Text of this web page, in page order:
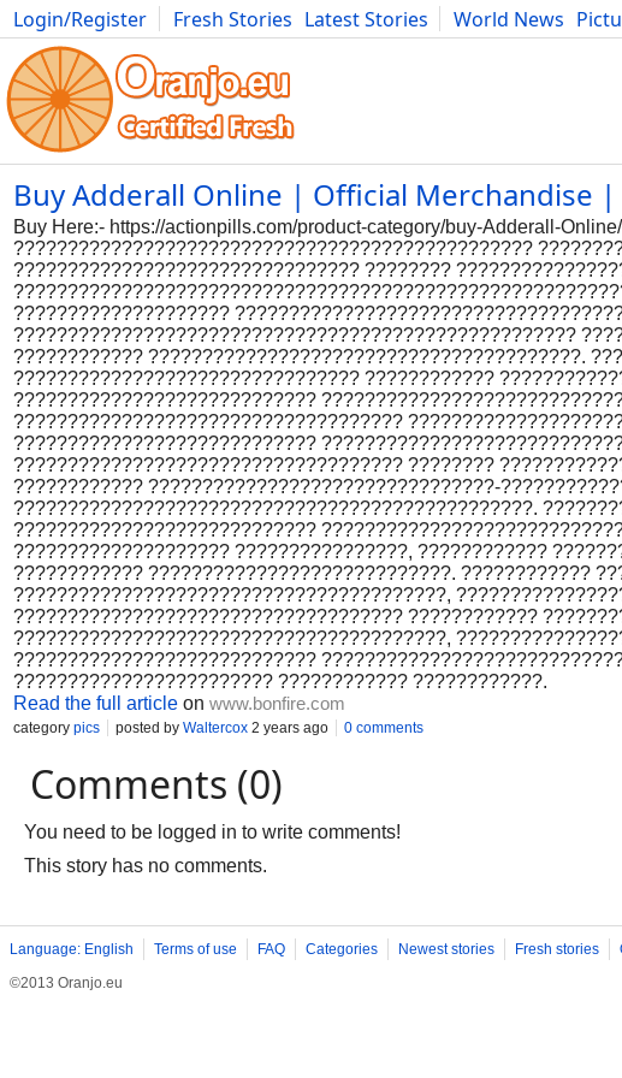
Login/Register Fresh Stories Latest Stories World News
Photography Comics Bulgaria Fitness Food Literature
Buy Adderall Online | Official Merchandise
Buy Here:- https://actionpills.com/product-category/buy-Adderall-
????????????????????????????????????????????????
???????????????????????????????? ????????
????????????????????
????????????????????????????????????????????????????
???????????? ????????????????????????????????????????.
???????????????????????????????? ????????????
????????????????????????????
????????????????????????????????????
????????????????????????????
???????????????????????????????????? ????????
???????????? ????????????????????????????????-
????????????????????????????????????????????????.
????????????????????????????
???????????????????? ????????????????, ????????????
???????????? ????????????????????????????. ????????????
????????????????????????????????????????,
???????????????????????????????????? ????????????
????????????????????????????????????????,
????????????????????????????
???????????????????????? ???????????? ????????????.
Read the full article on www.bonfire.com
category pics posted by Waltercox 2 years ago 0 comments
Comments (0)
You need to be logged in to write comments!
This story has no comments.
Language: English Terms of use FAQ Categories Newest stories Fresh stories
©2013 Oranjo.eu